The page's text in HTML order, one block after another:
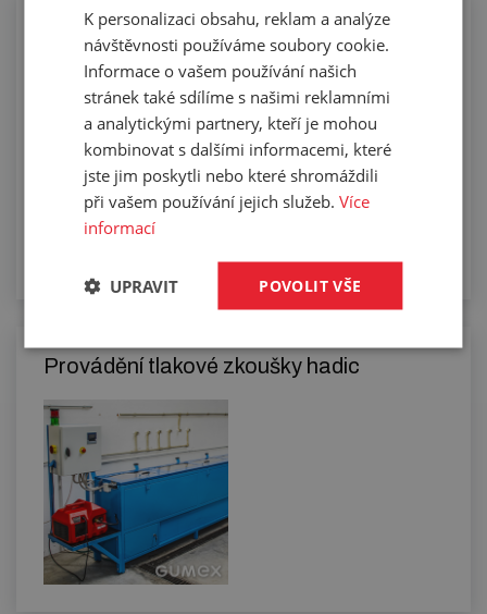
Manuální řezání hadic na požadovanou
délku
Provádění tlakové zkoušky hadic
K personalizaci obsahu, reklam a analýze
návštěvnosti používáme soubory cookie.
Informace o vašem používání našich
stránek také sdílíme s našimi reklamními
a analytickými partnery, kteří je mohou
kombinovat s dalšími informacemi, které
jste jim poskytli nebo které shromáždili
při vašem používání jejich služeb.Více
informací
POVOLIT VŠE
UPRAVIT